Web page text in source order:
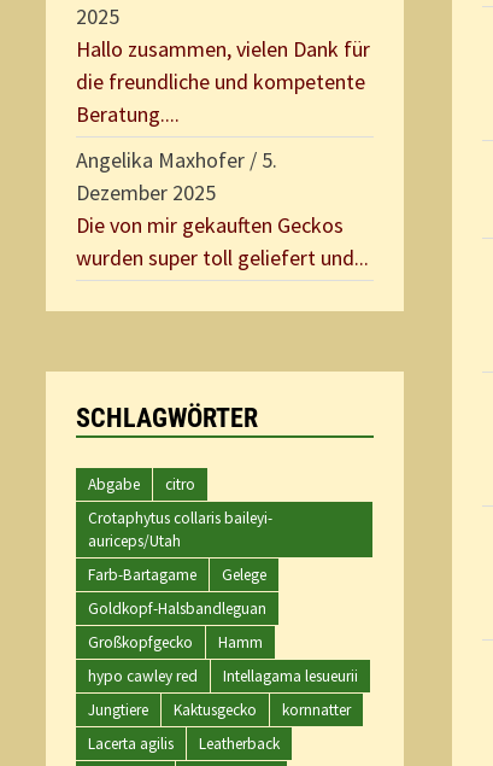
2025
Hallo zusammen, vielen Dank für
die freundliche und kompetente
Beratung....
Angelika Maxhofer / 5.
Dezember 2025
Die von mir gekauften Geckos
wurden super toll geliefert und...
SCHLAGWÖRTER
Abgabe
citro
Crotaphytus collaris baileyi-
auriceps/Utah
Farb-Bartagame
Gelege
Goldkopf-Halsbandleguan
Großkopfgecko
Hamm
hypo cawley red
Intellagama lesueurii
Jungtiere
Kaktusgecko
kornnatter
Lacerta agilis
Leatherback